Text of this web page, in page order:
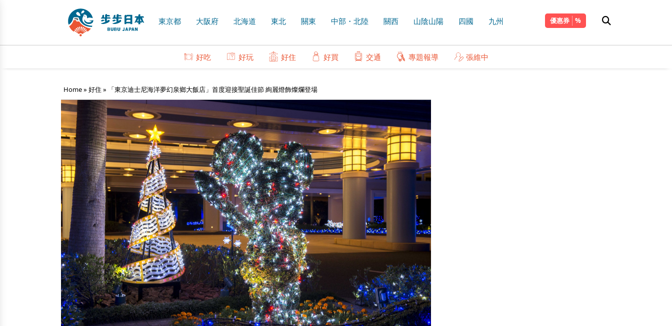
東京都 大阪府 北海道 東北 關東 中部・北陸 關西 山陰山陽 四國 九州 優惠券
好吃 好玩 好住 好買 交通 專題報導 張維中
Home» 好住 » 「東京迪士尼海洋夢幻泉鄉大飯店」首度迎接聖誕佳節 絢麗燈飾燦爛登場